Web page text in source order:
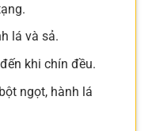
lá và sả.
khi chín đều.
ngọt, hành lá